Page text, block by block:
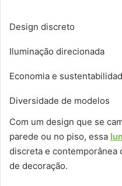
Design discreto
Iluminação direcionada
Economia e
Diversidade de modelos
Com um design que se
parede ou no piso, essa
discreta e contemporânea
de decoração.